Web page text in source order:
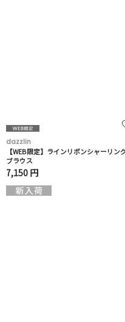
dazzlin
【WEB限定】ラインリボンシャーリン
ブラウス
7,150 円